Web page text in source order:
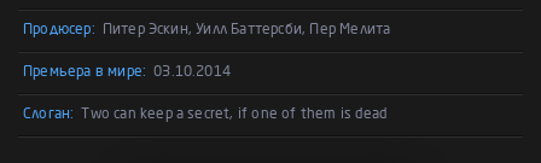
Продюсер: Питер Эскин, Уилл Баттерсби, Пер Мелита
Премьера в мире: 03.10.2014
Слоган: Two can keep a secret, if one of them is dead